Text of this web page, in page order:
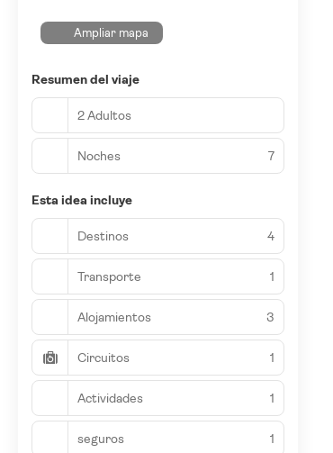
Ampliar mapa
Resumen del viaje
2 Adultos
Noches 7
Esta idea incluye
Destinos 4
Transporte 1
Alojamientos 3
Circuitos 1
Actividades 1
seguros 1